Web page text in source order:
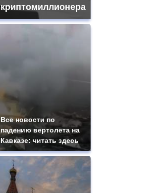
криптомиллионера
Все новости по
падению вертолета на
Кавказе: читать здесь